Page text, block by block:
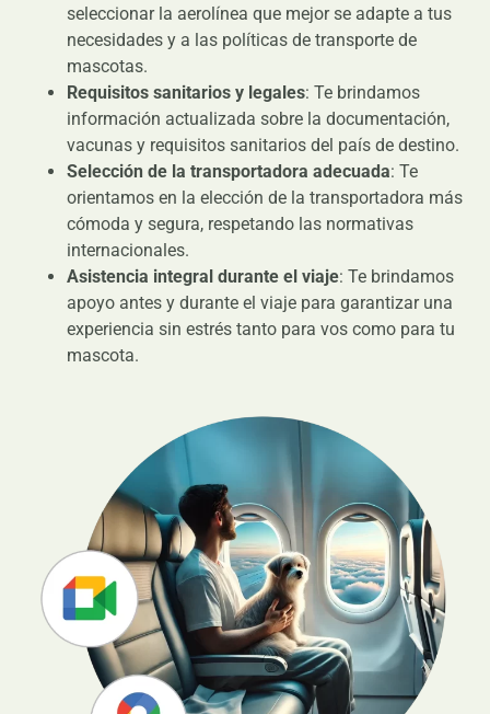
seleccionar la aerolínea que mejor se adapte a tus
necesidades y a las políticas de transporte de
mascotas.
Requisitos sanitarios y legales: Te brindamos
información actualizada sobre la documentación,
vacunas y requisitos sanitarios del país de destino.
Selección de la transportadora adecuada: Te
orientamos en la elección de la transportadora más
cómoda y segura, respetando las normativas
internacionales.
Asistencia integral durante el viaje: Te brindamos
apoyo antes y durante el viaje para garantizar una
experiencia sin estrés tanto para vos como para tu
mascota.